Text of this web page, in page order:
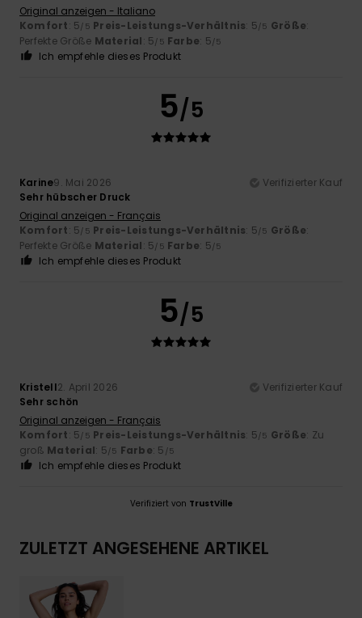
Original anzeigen - Italiano
Komfort: 5/5 Preis-Leistungs-Verhältnis: 5/5 Größe:
Perfekte Größe Material: 5/5 Farbe: 5/5
Ich empfehle dieses Produkt
5/5
Karine9. Mai 2026
Verifizierter Kauf
Sehr hübscher Druck
Original anzeigen - Français
Komfort: 5/5 Preis-Leistungs-Verhältnis: 5/5 Größe:
Perfekte Größe Material: 5/5 Farbe: 5/5
Ich empfehle dieses Produkt
5/5
Kristell2. April 2026
Verifizierter Kauf
Sehr schön
Original anzeigen - Français
Komfort: 5/5 Preis-Leistungs-Verhältnis: 5/5 Größe: Zu
groß Material: 5/5 Farbe: 5 /5
Ich empfehle dieses Produkt
Verifiziert von TrustVille
ZULETZT ANGESEHENE ARTIKEL